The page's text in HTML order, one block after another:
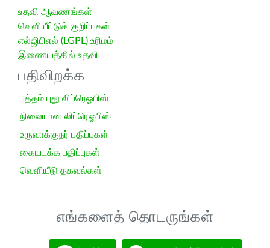
உதவி ஆவணங்கள்
வெளியீட்டுக் குறிப்புகள்
எல்ஜிபிஎல் (LGPL) உரிமம்
இணையத்தில் உதவி
பதிவிறக்க
புத்தம் புது லிப்ரெஓபிஸ்
நிலையான லிப்ரெஓபிஸ்
உருவாக்குநர் பதிப்புகள்
கையடக்க பதிப்புகள்
வெளியீடு தகவல்கள்
எங்களைத் தொடருங்கள்